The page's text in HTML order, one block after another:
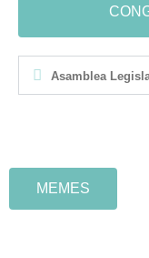
Asamblea
MEMES